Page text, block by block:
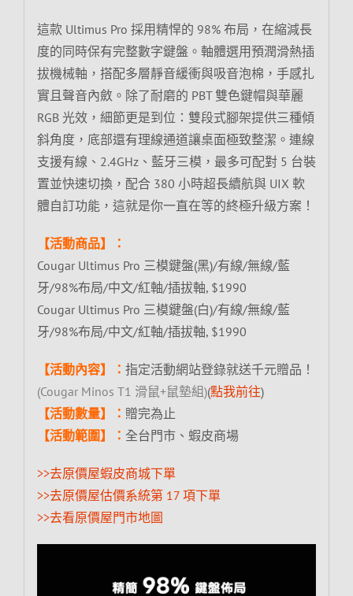
這款 Ultimus Pro 採用精悍的 98% 布局，在縮減長
度的同時保有完整數字鍵盤。軸體選用預潤滑熱插
拔機械軸，搭配多層靜音緩衝與吸音泡棉，手感扎
實且聲音內斂。除了耐磨的 PBT 雙色鍵帽與華麗
RGB 光效，細節更是到位：雙段式腳架提供三種傾
斜角度，底部還有理線通道讓桌面極致整潔。連線
支援有線、2.4GHz、藍牙三模，最多可配對 5 台裝
置並快速切換，配合 380 小時超長續航與 UIX 軟
體自訂功能，這就是你一直在等的終極升級方案！
【活動商品】：
Cougar Ultimus Pro 三模鍵盤(黑)/有線/無線/藍
牙/98%布局/中文/紅軸/插拔軸, $1990
Cougar Ultimus Pro 三模鍵盤(白)/有線/無線/藍
牙/98%布局/中文/紅軸/插拔軸, $1990
【活動內容】： 指定活動網站登錄就送千元贈品！
(Cougar Minos T1 滑鼠+鼠墊組)(點我前往)
【活動數量】： 贈完為止
【活動範圍】： 全台門市、蝦皮商場
>>去原價屋蝦皮商城下單
>>去原價屋估價系統第 17 項下單
>>去看原價屋門市地圖